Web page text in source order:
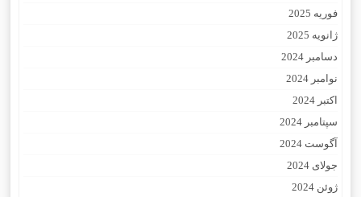
فوریه 2025
ژانویه 2025
دسامبر 2024
نوامبر 2024
اکتبر 2024
سپتامبر 2024
آگوست 2024
جولای 2024
ژوئن 2024